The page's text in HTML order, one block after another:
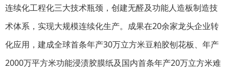
连续化工程化三大技术瓶颈，创建无醛及功能人造板制造技
术体系，实现大规模连续化生产。成果在20余家龙头企业转
化应用，建成全球首条年产30万立方米豆粕胶刨花板、年产
2000万平方米功能浸渍胶膜纸及国内首条年产20万立方米难